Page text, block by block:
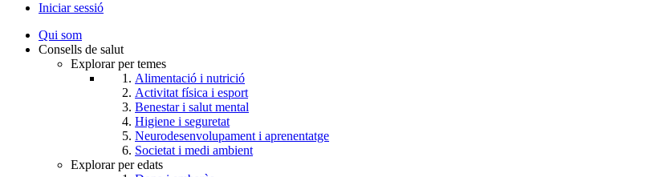
User
account
Iniciar sessió
Qui som
Consells de salut
Explorar per temes
Alimentació i nutrició
Activitat física i esport
Benestar i salut mental
Higiene i seguretat
Neurodesenvolupament i aprenentatge
Societat i medi ambient
Explorar per edats